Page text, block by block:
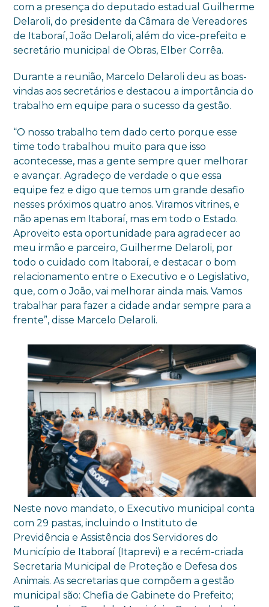
com a presença do deputado estadual Guilherme
Delaroli, do presidente da Câmara de Vereadores
de Itaboraí, João Delaroli, além do vice-prefeito e
secretário municipal de Obras, Elber Corrêa.
Durante a reunião, Marcelo Delaroli deu as boas-
vindas aos secretários e destacou a importância do
trabalho em equipe para o sucesso da gestão.
“O nosso trabalho tem dado certo porque esse
time todo trabalhou muito para que isso
acontecesse, mas a gente sempre quer melhorar
e avançar. Agradeço de verdade o que essa
equipe fez e digo que temos um grande desafio
nesses próximos quatro anos. Viramos vitrines, e
não apenas em Itaboraí, mas em todo o Estado.
Aproveito esta oportunidade para agradecer ao
meu irmão e parceiro, Guilherme Delaroli, por
todo o cuidado com Itaboraí, e destacar o bom
relacionamento entre o Executivo e o Legislativo,
que, com o João, vai melhorar ainda mais. Vamos
trabalhar para fazer a cidade andar sempre para a
frente”, disse Marcelo Delaroli.
Neste novo mandato, o Executivo municipal conta
com 29 pastas, incluindo o Instituto de
Previdência e Assistência dos Servidores do
Município de Itaboraí (Itaprevi) e a recém-criada
Secretaria Municipal de Proteção e Defesa dos
Animais. As secretarias que compõem a gestão
municipal são: Chefia de Gabinete do Prefeito;